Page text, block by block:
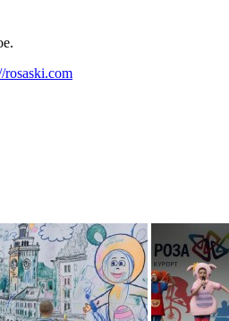
rosaski.com